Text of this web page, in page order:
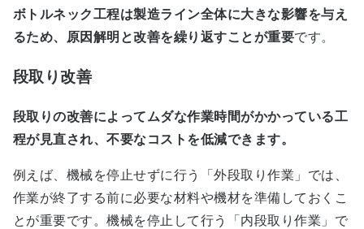
ボトルネック工程は製造ライン全体に大きな影響を与え
るため、原因解明と改善を繰り返すことが重要です。
段取り改善
段取りの改善によってムダな作業時間がかかっている工
程が見直され、不要なコストを低減できます。
例えば、機械を停止せずに行う「外段取り作業」では、
作業が終了する前に必要な材料や機材を準備しておくこ
とが重要です。機械を停止して行う「内段取り作業」で